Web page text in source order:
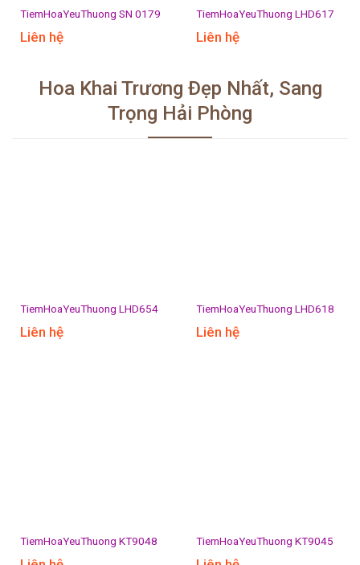
TiemHoaYeuThuong SN 0179
Liên hệ
TiemHoaYeuThuong LHD617
Liên hệ
Hoa Khai Trương Đẹp Nhất, Sang
Trọng Hải Phòng
TiemHoaYeuThuong LHD654
Liên hệ
TiemHoaYeuThuong LHD618
Liên hệ
TiemHoaYeuThuong KT9048 TiemHoaYeuThuong KT9045